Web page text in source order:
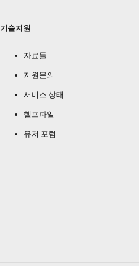
기술지원
자료들
지원문의
서비스 상태
헬프파일
유저 포럼